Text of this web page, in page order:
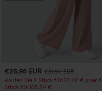
€26,95 EUR €31,95 EUR
Kaufen Sie 2 Stück für 52,62 € oder 4
Stück für 105,24 €.